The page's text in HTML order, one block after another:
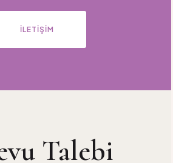
İLETIŞIM
Talebi